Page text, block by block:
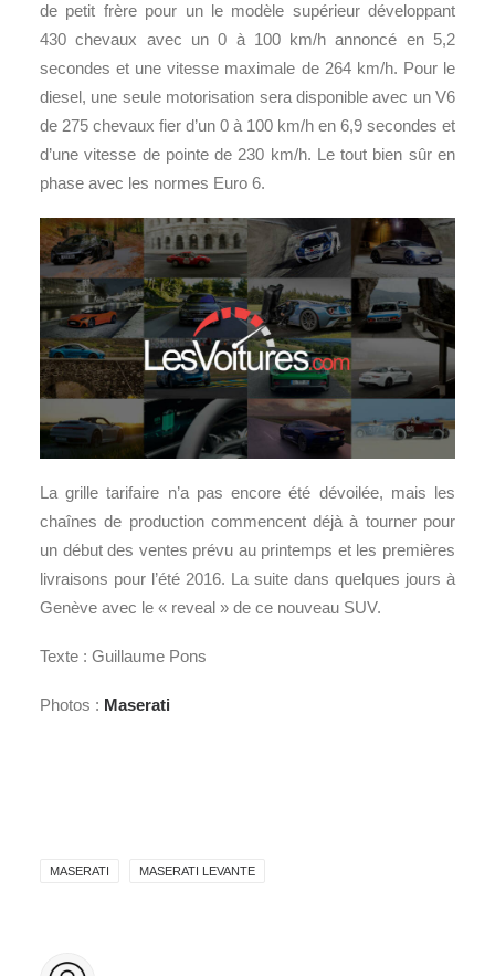
de petit frère pour un le modèle supérieur développant
430 chevaux avec un 0 à 100 km/h annoncé en 5,2
secondes et une vitesse maximale de 264 km/h. Pour le
diesel, une seule motorisation sera disponible avec un V6
de 275 chevaux fier d’un 0 à 100 km/h en 6,9 secondes et
d’une vitesse de pointe de 230 km/h. Le tout bien sûr en
phase avec les normes Euro 6.
La grille tarifaire n’a pas encore été dévoilée, mais les
chaînes de production commencent déjà à tourner pour
un début des ventes prévu au printemps et les premières
livraisons pour l’été 2016. La suite dans quelques jours à
Genève avec le « reveal » de ce nouveau SUV.
Texte : Guillaume Pons
Photos : Maserati
MASERATI MASERATI LEVANTE